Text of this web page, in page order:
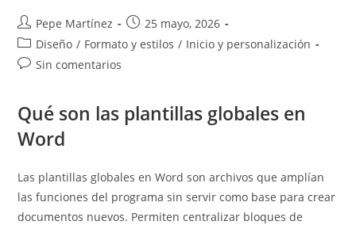
Autor
de
la
entrada:
Pepe Martínez
Publicación
de
la
25 mayo, 2026
Categoría
de
Diseño / Formato y estilos / Inicio y personalización
Comentarios
entrada:
Sin comentarios
Qué son las plantillas globales en
Word
Las plantillas globales en Word son archivos que amplían
las funciones del programa sin servir como base para crear
documentos nuevos. Permiten centralizar bloques de